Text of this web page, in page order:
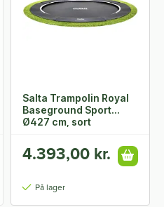
Salta Trampolin Royal
Baseground Sport
Ø427 cm, sort
4.393,00 kr.
På lager